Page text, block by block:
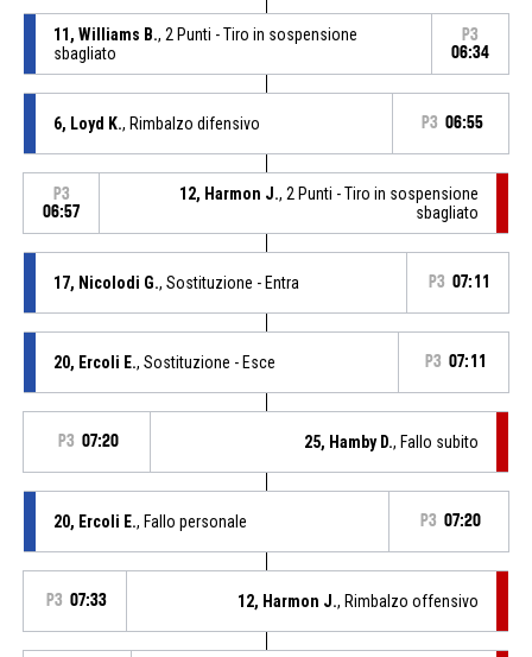
11, Williams B., 2 Punti - Tiro in sospensione
sbagliato
P3
06:34
6, Loyd K., Rimbalzo difensivo P3 06:55
P3
06:57
12, Harmon J., 2 Punti - Tiro in sospensione
sbagliato
17, Nicolodi G., Sostituzione - Entra P3 07:11
20, Ercoli E., Sostituzione - Esce P3 07:11
P3 07:20 25, Hamby D., Fallo subito
20, Ercoli E., Fallo personale P3 07:20
P3 07:33 12, Harmon J., Rimbalzo offensivo